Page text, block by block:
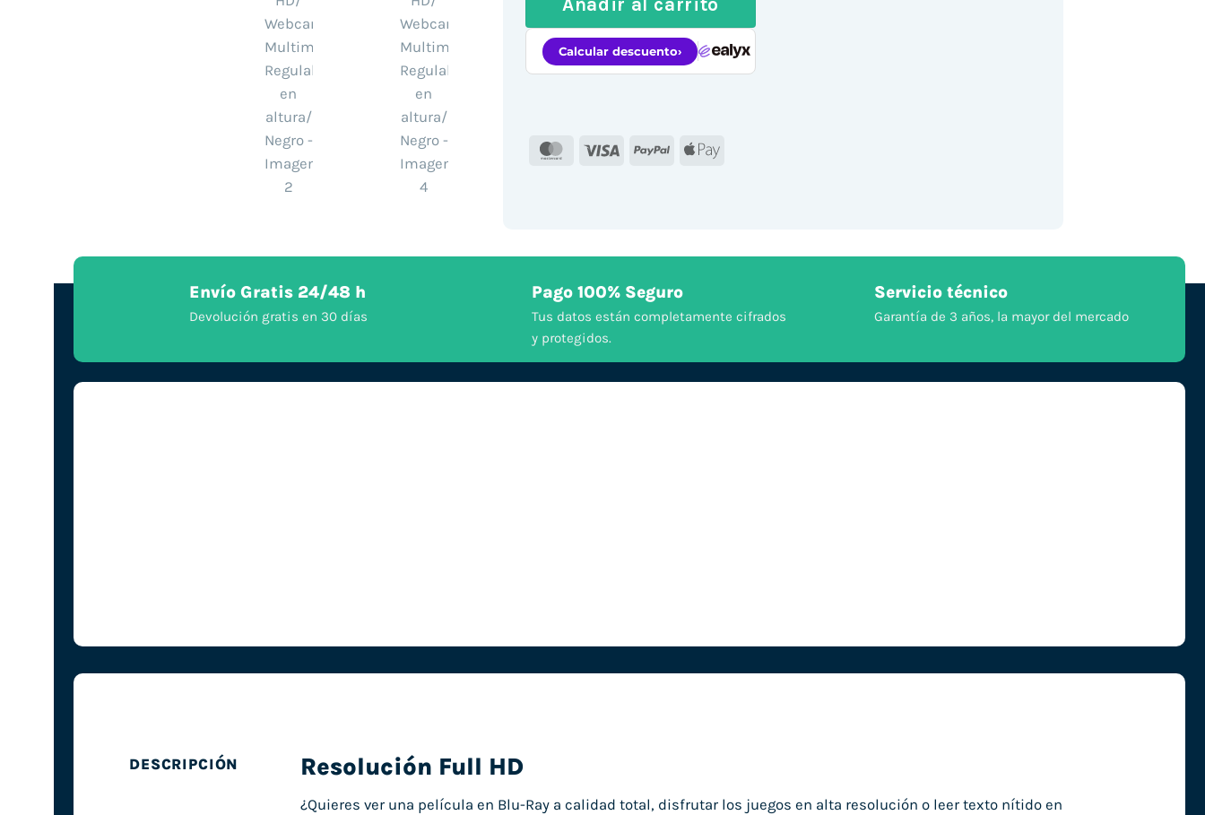
MasterCard
Visa PayPal Apple
Envío Gratis 24/48 h
Devolución gratis en 30 días
Pago 100% Seguro
Tus datos están completamente cifrados
y protegidos.
Servicio técnico
Garantía de 3 años, la mayor del mercado
DESCRIPCIÓN Resolución Full HD
¿Quieres ver una película en Blu-Ray a calidad total, disfrutar los juegos en alta resolución o leer texto nítido en